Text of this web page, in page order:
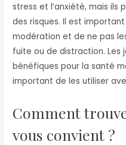
stress et l’anxiété, mais
des risques. Il est
modération et de ne pas
fuite ou de distraction. Les
bénéfiques pour la santé
important de les utiliser
Comment
vous convient ?